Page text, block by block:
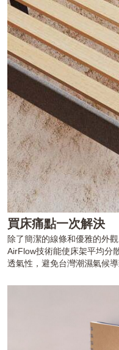
買床痛點一次解決
除了簡潔的線條和優雅的外
AirFlow技術能使床架平均分
透氣性，避免台灣潮濕氣候